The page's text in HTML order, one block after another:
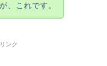
、これです。
ンク